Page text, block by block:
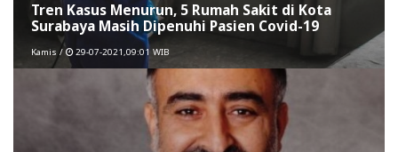
Tren Kasus Menurun, 5 Rumah Sakit di Kota
Surabaya Masih Dipenuhi Pasien Covid-19
Kamis / 29-07-2021,09:01 WIB